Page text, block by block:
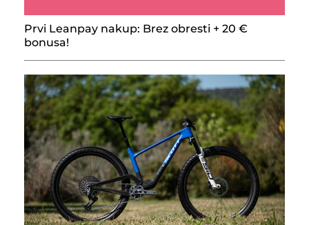
Prvi Leanpay nakup: Brez obresti + 20 €
bonusa!